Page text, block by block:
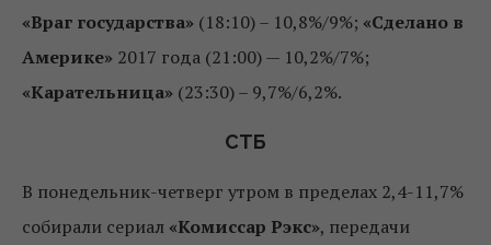
«Враг государства» (18:10) – 10,8%/9%; «Сделано в
Америке» 2017 года (21:00) — 10,2%/7%;
«Карательница» (23:30) – 9,7%/6,2%.
СТБ
В понедельник-четверг утром в пределах 2,4-11,7%
собирали сериал «Комиссар Рэкс», передачи